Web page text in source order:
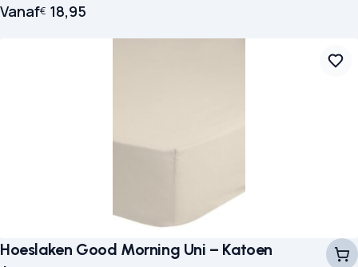
Vanaf€ 18,95
Hoeslaken Good Morning Uni – Katoen